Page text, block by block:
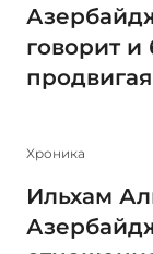
говорит и
Xроника
Ильхам